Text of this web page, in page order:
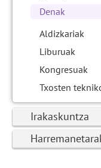
Denak
Aldizkariak
Liburuak
Kongresuak
Txosten
Irakaskuntza